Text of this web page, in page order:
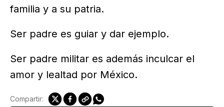
familia y a su patria.
Ser padre es guiar y dar ejemplo.
Ser padre militar es además inculcar el
amor y lealtad por México.
Compartir: